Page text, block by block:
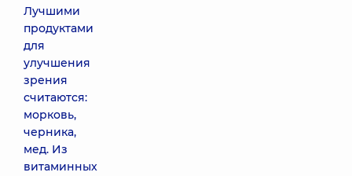
Лучшими
продуктами
для
улучшения
зрения
считаются:
морковь,
черника,
мед. Из
витаминных